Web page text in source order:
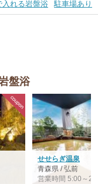
入れる岩盤浴 駐車場あり
盤浴
せせらぎ温泉
青森県 / 弘前
営業時間 5:00～